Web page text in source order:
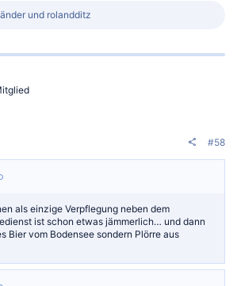
und rolandditz
#58
als einzige Verpflegung neben dem
ist schon etwas jämmerlich… und dann
Bier vom Bodensee sondern Plörre aus